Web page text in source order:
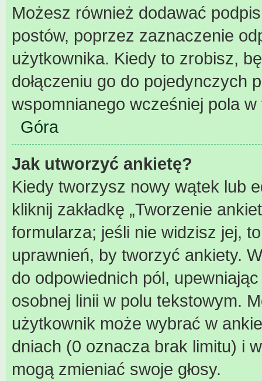
Możesz również dodawać
postów, poprzez zaznaczenie
użytkownika. Kiedy to zrobisz,
dołączeniu go do pojedynczych
wspomnianego wcześniej pola
Góra
Jak utworzyć ankietę?
Kiedy tworzysz nowy wątek lub
kliknij zakładkę „Tworzenie
formularza; jeśli nie widzisz jej,
uprawnień, by tworzyć ankiety.
do odpowiednich pól,
osobnej linii w polu tekstowym.
użytkownik może wybrać w
dniach (0 oznacza brak limitu) i
mogą zmieniać swoje głosy.